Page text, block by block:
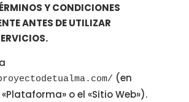
Y CONDICIONES
ANTES DE UTILIZAR
(en
o el «Sitio Web»).